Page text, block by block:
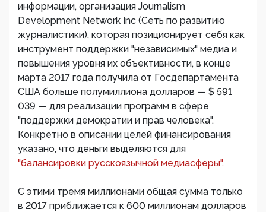
информации, организация Journalism
Development Network Inc (Сеть по развитию
журналистики), которая позиционирует себя как
инструмент поддержки "независимых" медиа и
повышения уровня их объективности, в конце
марта 2017 года получила от Госдепартамента
США больше полумиллиона долларов — $ 591
039 — для реализации программ в сфере
"поддержки демократии и прав человека".
Конкретно в описании целей финансирования
указано, что деньги выделяются для
"балансировки русскоязычной медиасферы".
С этими тремя миллионами общая сумма только
в 2017 приближается к 600 миллионам долларов